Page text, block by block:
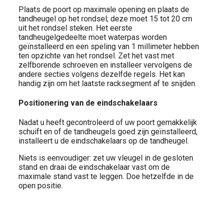
Plaats de poort op maximale opening en plaats de
tandheugel op het rondsel; deze moet 15 tot 20 cm
uit het rondsel steken. Het eerste
tandheugelgedeelte moet waterpas worden
geïnstalleerd en een speling van 1 millimeter hebben
ten opzichte van het rondsel. Zet het vast met
zelfborende schroeven en installeer vervolgens de
andere secties volgens dezelfde regels. Het kan
handig zijn om het laatste racksegment af te snijden.
Positionering van de eindschakelaars
Nadat u heeft gecontroleerd of uw poort gemakkelijk
schuift en of de tandheugels goed zijn geïnstalleerd,
installeert u de eindschakelaars op de tandheugel.
Niets is eenvoudiger: zet uw vleugel in de gesloten
stand en draai de eindschakelaar vast om de
maximale stand vast te leggen. Doe hetzelfde in de
open positie.